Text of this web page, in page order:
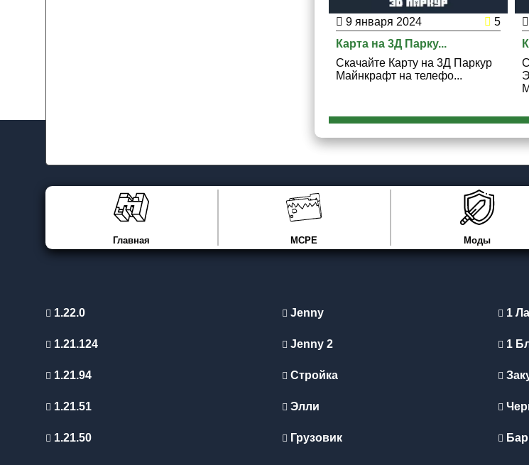
9 января 2024
5
Карта на 3Д Парку...
Скачайте Карту на 3Д Паркур
Майнкрафт на телефо...
Главная MCPE Моды
1.22.0
1.21.124
1.21.94
1.21.51
1.21.50
Jenny
Jenny 2
Стройка
Элли
Грузовик
1
1